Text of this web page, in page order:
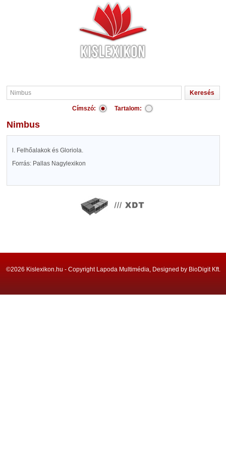
Címszó: Tartalom:
Nimbus
l. Felhőalakok és Gloriola.
Forrás: Pallas Nagylexikon
©2026 Kislexikon.hu - Copyright Lapoda Multimédia, Designed by BioDigit Kft.